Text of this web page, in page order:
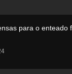
para o enteado